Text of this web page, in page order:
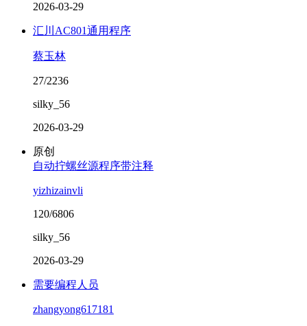
2026-03-29
汇川AC801通用程序
蔡玉林
27/2236
silky_56
2026-03-29
原创
自动拧螺丝源程序带注释
yizhizainvli
120/6806
silky_56
2026-03-29
需要编程人员
zhangyong617181